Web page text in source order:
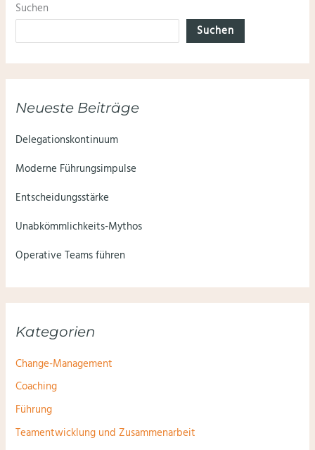
Suchen
Suchen
Neueste Beiträge
Delegationskontinuum
Moderne Führungsimpulse
Entscheidungsstärke
Unabkömmlichkeits-Mythos
Operative Teams führen
Kategorien
Change-Management
Coaching
Führung
Teamentwicklung und Zusammenarbeit